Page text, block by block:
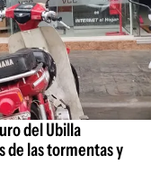
del Ubilla
de las tormentas y